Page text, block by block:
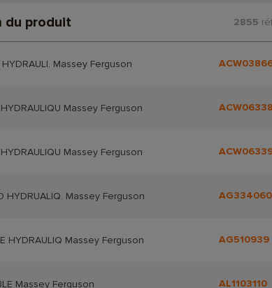
du produit 2855
HYDRAULI. Massey Ferguson
HYDRAULIQU Massey Ferguson
HYDRAULIQU Massey Ferguson
HYDRUALIQ. Massey Ferguson AG334060
HYDRAULIQ Massey Ferguson AG510939
Massey Ferguson AL1103110